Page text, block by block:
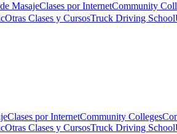
MasajeClases por InternetCommunity
Otras Clases y CursosTruck Driving School
Clases por InternetCommunity Colleges
Otras Clases y CursosTruck Driving School